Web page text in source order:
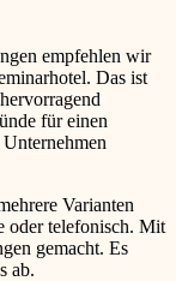
empfehlen wir
Das ist
für einen
Varianten
oder telefonisch. Mit
gemacht. Es
ab.